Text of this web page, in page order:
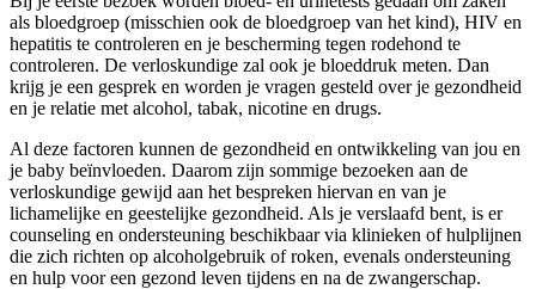
als bloedgroep (misschien ook de bloedgroep van het kind), HIV en
hepatitis te controleren en je bescherming tegen rodehond te
controleren. De verloskundige zal ook je bloeddruk meten. Dan
krijg je een gesprek en worden je vragen gesteld over je gezondheid
en je relatie met alcohol, tabak, nicotine en drugs.
Al deze factoren kunnen de gezondheid en ontwikkeling van jou en
je baby beïnvloeden. Daarom zijn sommige bezoeken aan de
verloskundige gewijd aan het bespreken hiervan en van je
lichamelijke en geestelijke gezondheid. Als je verslaafd bent, is er
counseling en ondersteuning beschikbaar via klinieken of hulplijnen
die zich richten op alcoholgebruik of roken, evenals ondersteuning
en hulp voor een gezond leven tijdens en na de zwangerschap.